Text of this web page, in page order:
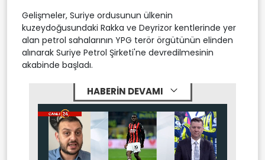
Gelişmeler, Suriye ordusunun ülkenin
kuzeydoğusundaki Rakka ve Deyrizor kentlerinde yer
alan petrol sahalarının YPG terör örgütünün elinden
alınarak Suriye Petrol Şirketi'ne devredilmesinin
akabinde başladı.
HABERİN DEVAMI